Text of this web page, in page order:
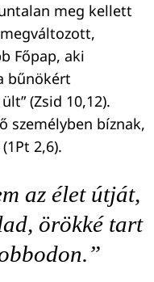
meg kellett
Főpap, aki
bűnökért
(Zsid 10,12).
személyben bíznak,
2,6).
az élet útját,
örökké tart